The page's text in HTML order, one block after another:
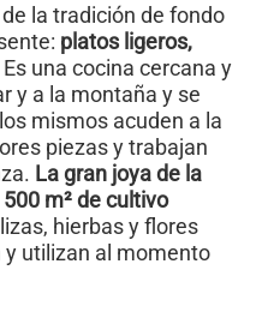
la tradición de fondo
platos ligeros,
Es una cocina cercana y
y a la montaña y se
mismos acuden a la
piezas y trabajan
La gran joya de la
m² de cultivo
hierbas y flores
utilizan al momento